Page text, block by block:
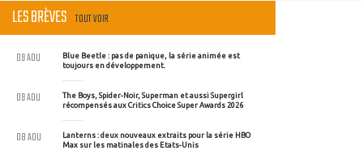
LES BRÈVES TOUT VOIR
Blue Beetle : pas de panique, la série animée est
toujours en développement.
09 AOU
The Boys, Spider-Noir, Superman et aussi Supergirl
récompensés aux Critics Choice Super Awards 2026
09 AOU
Lanterns : deux nouveaux extraits pour la série HBO
Max sur les matinales des Etats-Unis
08 AOU